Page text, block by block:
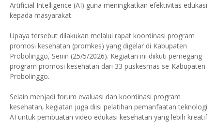
Artificial Intelligence (AI) guna meningkatkan efektivitas edukasi
kepada masyarakat.
Upaya tersebut dilakukan melalui rapat koordinasi program
promosi kesehatan (promkes) yang digelar di Kabupaten
Probolinggo, Senin (25/5/2026). Kegiatan ini diikuti pemegang
program promosi kesehatan dari 33 puskesmas se-Kabupaten
Probolinggo.
Selain menjadi forum evaluasi dan koordinasi program
kesehatan, kegiatan juga diisi pelatihan pemanfaatan teknologi
AI untuk pembuatan video edukasi kesehatan yang lebih kreatif